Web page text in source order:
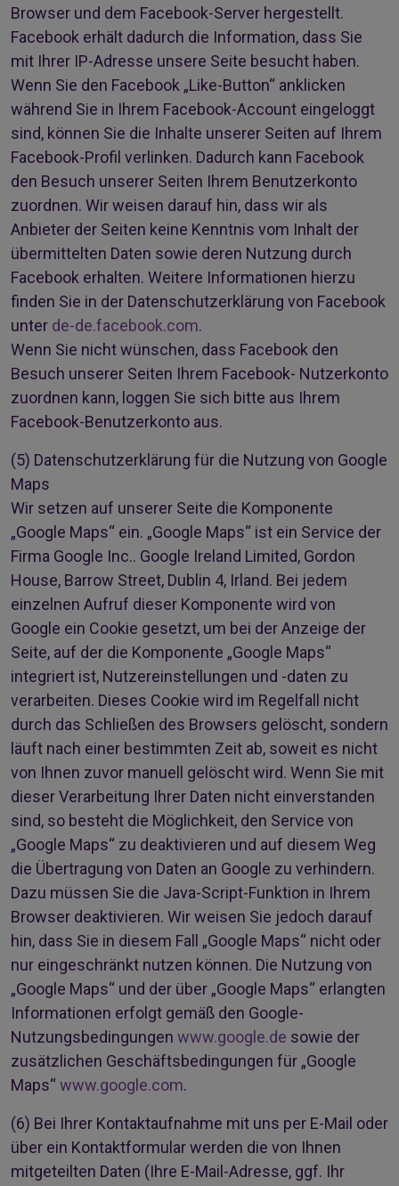
Browser und dem Facebook-Server hergestellt.
Facebook erhält dadurch die Information, dass Sie
mit Ihrer IP-Adresse unsere Seite besucht haben.
Wenn Sie den Facebook „Like-Button“ anklicken
während Sie in Ihrem Facebook-Account eingeloggt
sind, können Sie die Inhalte unserer Seiten auf Ihrem
Facebook-Profil verlinken. Dadurch kann Facebook
den Besuch unserer Seiten Ihrem Benutzerkonto
zuordnen. Wir weisen darauf hin, dass wir als
Anbieter der Seiten keine Kenntnis vom Inhalt der
übermittelten Daten sowie deren Nutzung durch
Facebook erhalten. Weitere Informationen hierzu
finden Sie in der Datenschutzerklärung von Facebook
unter de-de.facebook.com.
Wenn Sie nicht wünschen, dass Facebook den
Besuch unserer Seiten Ihrem Facebook- Nutzerkonto
zuordnen kann, loggen Sie sich bitte aus Ihrem
Facebook-Benutzerkonto aus.
(5) Datenschutzerklärung für die Nutzung von Google
Maps
Wir setzen auf unserer Seite die Komponente
„Google Maps“ ein. „Google Maps“ ist ein Service der
Firma Google Inc.. Google Ireland Limited, Gordon
House, Barrow Street, Dublin 4, Irland. Bei jedem
einzelnen Aufruf dieser Komponente wird von
Google ein Cookie gesetzt, um bei der Anzeige der
Seite, auf der die Komponente „Google Maps“
integriert ist, Nutzereinstellungen und -daten zu
verarbeiten. Dieses Cookie wird im Regelfall nicht
durch das Schließen des Browsers gelöscht, sondern
läuft nach einer bestimmten Zeit ab, soweit es nicht
von Ihnen zuvor manuell gelöscht wird. Wenn Sie mit
dieser Verarbeitung Ihrer Daten nicht einverstanden
sind, so besteht die Möglichkeit, den Service von
„Google Maps“ zu deaktivieren und auf diesem Weg
die Übertragung von Daten an Google zu verhindern.
Dazu müssen Sie die Java-Script-Funktion in Ihrem
Browser deaktivieren. Wir weisen Sie jedoch darauf
hin, dass Sie in diesem Fall „Google Maps“ nicht oder
nur eingeschränkt nutzen können. Die Nutzung von
„Google Maps“ und der über „Google Maps“ erlangten
Informationen erfolgt gemäß den Google-
Nutzungsbedingungen www.google.de sowie der
zusätzlichen Geschäftsbedingungen für „Google
Maps“www.google.com.
(6) Bei Ihrer Kontaktaufnahme mit uns per E-Mail oder
über ein Kontaktformular werden die von Ihnen
mitgeteilten Daten (Ihre E-Mail-Adresse, ggf. Ihr